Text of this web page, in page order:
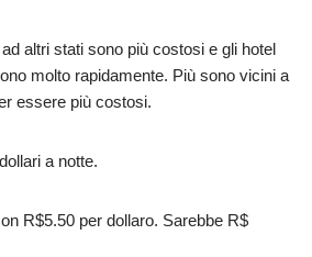
altri stati sono più costosi e gli hotel
molto rapidamente. Più sono vicini a
essere più costosi.
dollari a notte.
R$5.50 per dollaro. Sarebbe R$